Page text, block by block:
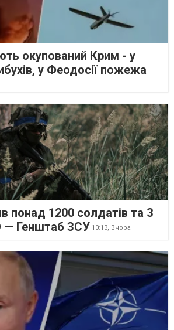
окупований Крим - у
у Феодосії пожежа
понад 1200 солдатів та 3
— Генштаб ЗСУ 10:13, Вчора